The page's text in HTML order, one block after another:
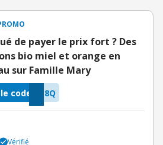
de payer le prix fort ? Des
bio miel et orange en
sur Famille Mary
L8Q
code
Vérifié